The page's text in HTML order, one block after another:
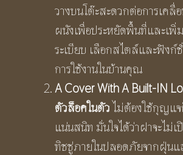
วางบนโต๊ะสะดวกต่อการเคลื่
ผนังเพื่อประหยัดพื้นที่และเพิ่
ระเบียบ เลือกสไตล์และฟังก์
การใช้งานในบ้านคุณ
A Cover With A Built-IN
ตัวล็อคในตัวไม่ต้องใช้กุญแ
แน่นสนิท มั่นใจได้ว่าฝาจะไม่เ
ทิชชู่ภายในปลอดภัยจากฝุ่น